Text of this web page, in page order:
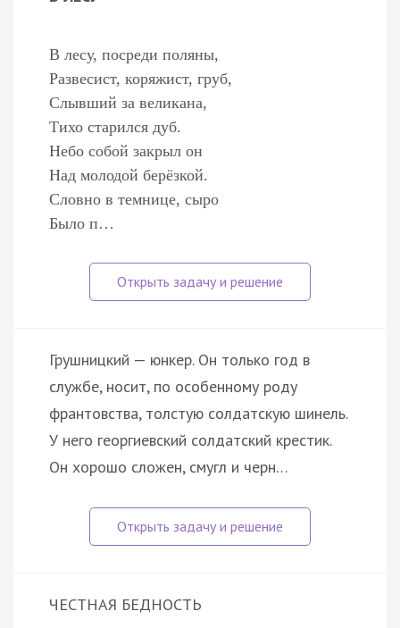
В лесу, посреди поляны,
Развесист, коряжист, груб,
Слывший за великана,
Тихо старился дуб.
Небо собой закрыл он
Над молодой берёзкой.
Словно в темнице, сыро
Было п…
Грушницкий — юнкер. Он только год в
службе, носит, по особенному роду
франтовства, толстую солдатскую шинель.
У него георгиевский солдатский крестик.
Он хорошо сложен, смугл и черн…
ЧЕСТНАЯ БЕДНОСТЬ